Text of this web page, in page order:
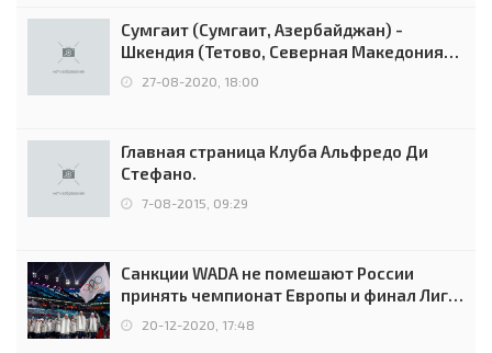
Сумгаит (Сумгаит, Азербайджан) -
Шкендия (Тетово, Северная Македония) -
0:2 (0:0)
27-08-2020, 18:00
Главная страница Клуба Альфредо Ди
Стефано.
7-08-2015, 09:29
Санкции WADA не помешают России
принять чемпионат Европы и финал Лиги
чемпионов.
20-12-2020, 17:48